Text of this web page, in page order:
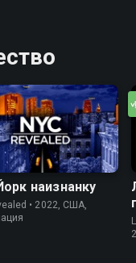
наизнанку
• 2022, США,